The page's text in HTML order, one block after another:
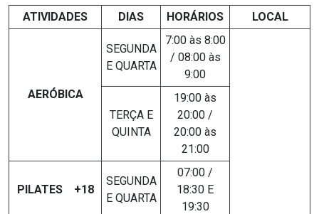
ATIVIDADES DIAS HORÁRIOS LOCAL
AERÓBICA
SEGUNDA
E QUARTA
7:00 às 8:00
/ 08:00 às
9:00
TERÇA E
QUINTA
19:00 às
20:00 /
20:00 às
21:00
PILATES +18
SEGUNDA
E QUARTA
07:00 /
18:30 E
19:30